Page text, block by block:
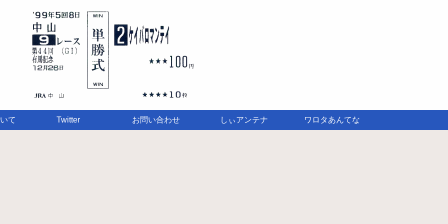
て Twitter お問い合わせ しぃアンテナ ワロタあんてな